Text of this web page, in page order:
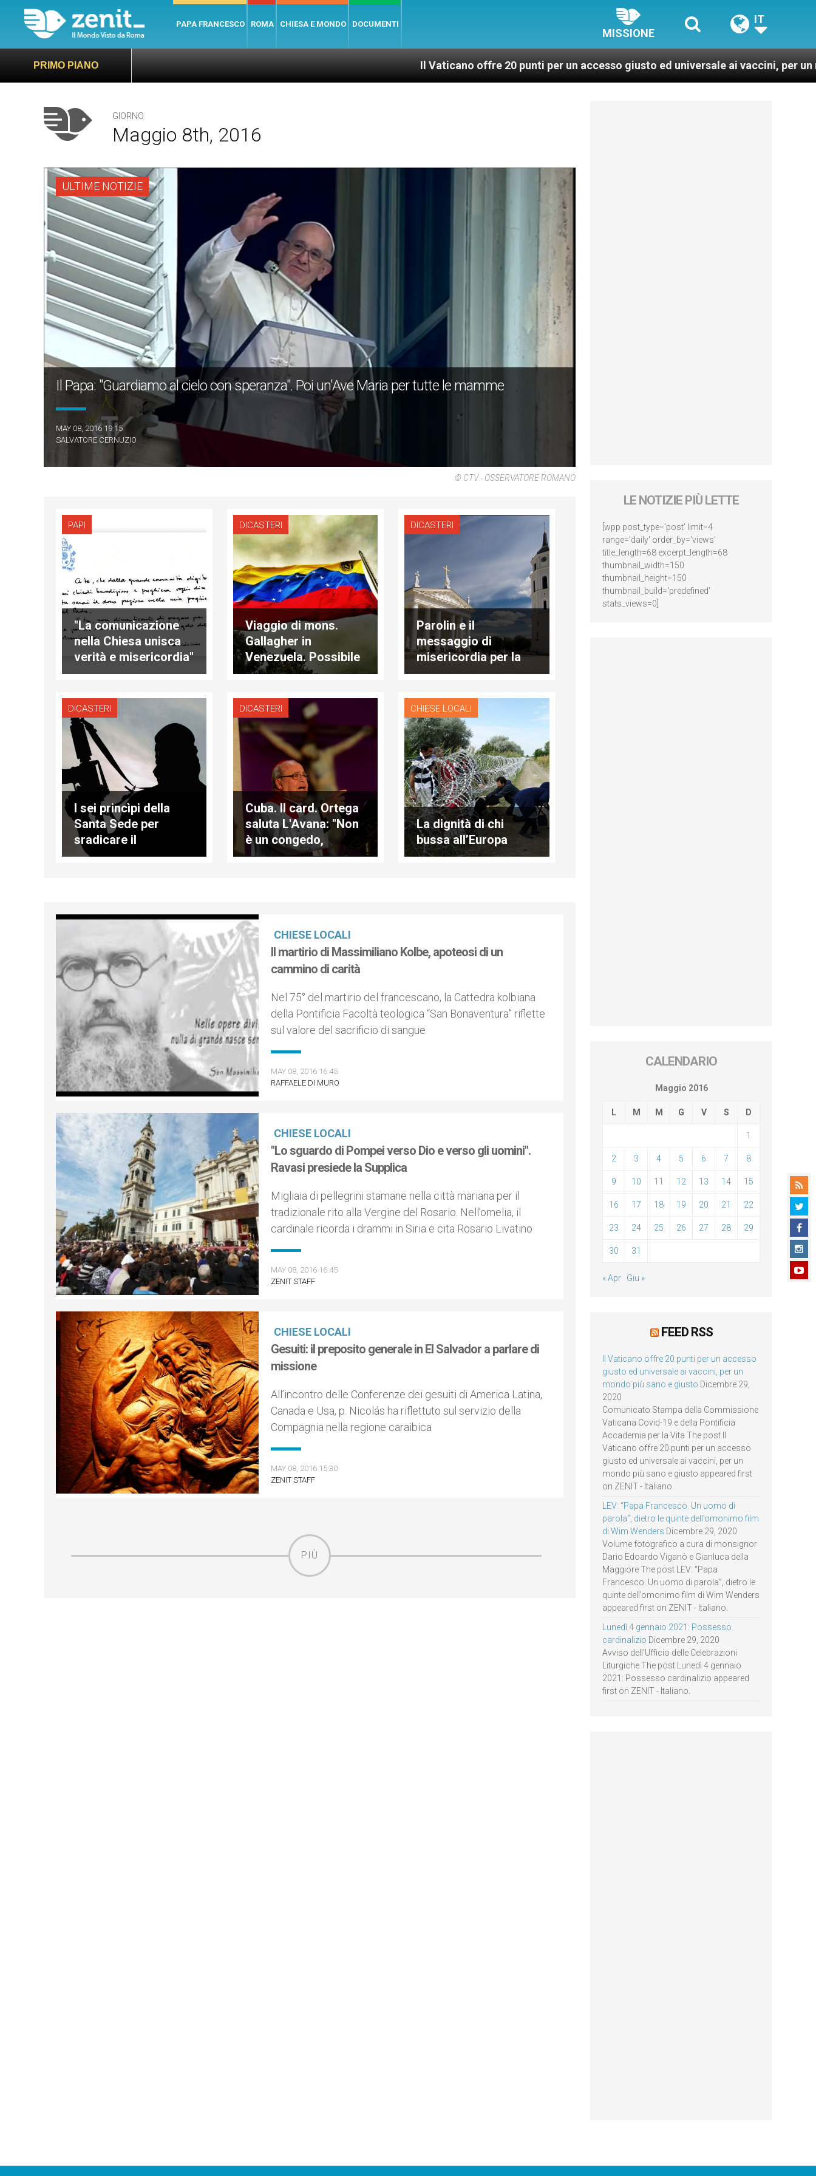
PAPA FRANCESCO ROMA CHIESA E MONDO DOCUMENTI
MISSIONE
IT
PRIMO PIANO Il Vaticano offre 20 punti per un accesso giusto ed universale ai vaccini, per un mondo più sano
GIORNO
Maggio 8th, 2016
ULTIME NOTIZIE
Il Papa: "Guardiamo al cielo con speranza". Poi un'Ave Maria per tutte le mamme
MAY 08, 2016 19:15
SALVATORE CERNUZIO
© CTV - OSSERVATORE ROMANO
PAPI
"La comunicazione
nella Chiesa unisca
verità e misericordia"
DICASTERI
Viaggio di mons.
Gallagher in
Venezuela. Possibile
dialogo con Governo
DICASTERI
Parolin e il
messaggio di
misericordia per la
Lituania
DICASTERI
I sei princìpi della
Santa Sede per
sradicare il
terrorismo
DICASTERI
Cuba. Il card. Ortega
saluta L'Avana: "Non
è un congedo,
rimango con voi"
CHIESE LOCALI
La dignità di chi
bussa all’Europa
CHIESE LOCALI
Il martirio di Massimiliano Kolbe, apoteosi di un
cammino di carità
Nel 75° del martirio del francescano, la Cattedra kolbiana
della Pontificia Facoltà teologica “San Bonaventura” riflette
sul valore del sacrificio di sangue
MAY 08, 2016 16:45
RAFFAELE DI MURO
CHIESE LOCALI
"Lo sguardo di Pompei verso Dio e verso gli uomini".
Ravasi presiede la Supplica
Migliaia di pellegrini stamane nella città mariana per il
tradizionale rito alla Vergine del Rosario. Nell’omelia, il
cardinale ricorda i drammi in Siria e cita Rosario Livatino
MAY 08, 2016 16:45
ZENIT STAFF
CHIESE LOCALI
Gesuiti: il preposito generale in El Salvador a parlare di
missione
All’incontro delle Conferenze dei gesuiti di America Latina,
Canada e Usa, p. Nicolás ha riflettuto sul servizio della
Compagnia nella regione caraibica
MAY 08, 2016 15:30
ZENIT STAFF
PIÙ
LE NOTIZIE PIÙ LETTE
[wpp post_type='post' limit=4
range='daily' order_by='views'
title_length=68 excerpt_length=68
thumbnail_width=150
thumbnail_height=150
thumbnail_build='predefined'
stats_views=0]
CALENDARIO
Maggio 2016
L M M G V S D
1
2 3 4 5 6 7 8
9 10 11 12 13 14 15
16 17 18 19 20 21 22
23 24 25 26 27 28 29
30 31
« Apr Giu »
FEED RSS
Il Vaticano offre 20 punti per un accesso
giusto ed universale ai vaccini, per un
mondo più sano e giusto Dicembre 29,
2020
Comunicato Stampa della Commissione
Vaticana Covid-19 e della Pontificia
Accademia per la Vita The post Il
Vaticano offre 20 punti per un accesso
giusto ed universale ai vaccini, per un
mondo più sano e giusto appeared first
on ZENIT - Italiano.
LEV: “Papa Francesco. Un uomo di
parola”, dietro le quinte dell’omonimo film
di Wim Wenders Dicembre 29, 2020
Volume fotografico a cura di monsignor
Dario Edoardo Viganò e Gianluca della
Maggiore The post LEV: “Papa
Francesco. Un uomo di parola”, dietro le
quinte dell’omonimo film di Wim Wenders
appeared first on ZENIT - Italiano.
Lunedì 4 gennaio 2021: Possesso
cardinalizio Dicembre 29, 2020
Avviso dell’Ufficio delle Celebrazioni
Liturgiche The post Lunedì 4 gennaio
2021: Possesso cardinalizio appeared
first on ZENIT - Italiano.